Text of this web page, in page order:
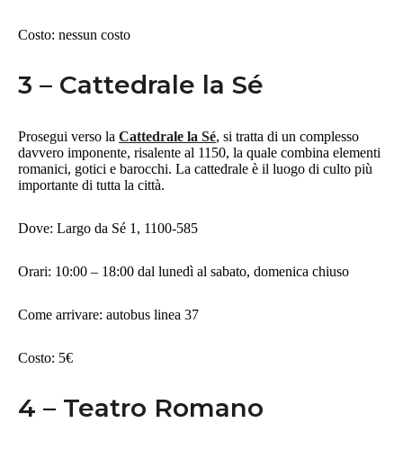
Costo: nessun costo
3 – Cattedrale la Sé
Prosegui verso la Cattedrale la Sé, si tratta di un complesso
davvero imponente, risalente al 1150, la quale combina elementi
romanici, gotici e barocchi. La cattedrale è il luogo di culto più
importante di tutta la città.
Dove: Largo da Sé 1, 1100-585
Orari: 10:00 – 18:00 dal lunedì al sabato, domenica chiuso
Come arrivare: autobus linea 37
Costo: 5€
4 – Teatro Romano